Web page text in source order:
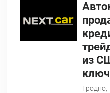
из
ключ
Гродно,